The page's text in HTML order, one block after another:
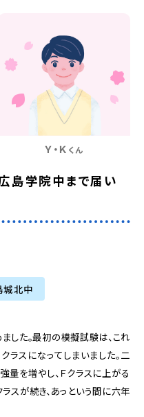
Ｙ・Ｋ くん
島学院中まで届い
城北中
した。最初の模擬試験は、これ
ラスになってしまいました。二
を増やし、Ｆクラスに上がる
ラスが続き、あっという間に六年